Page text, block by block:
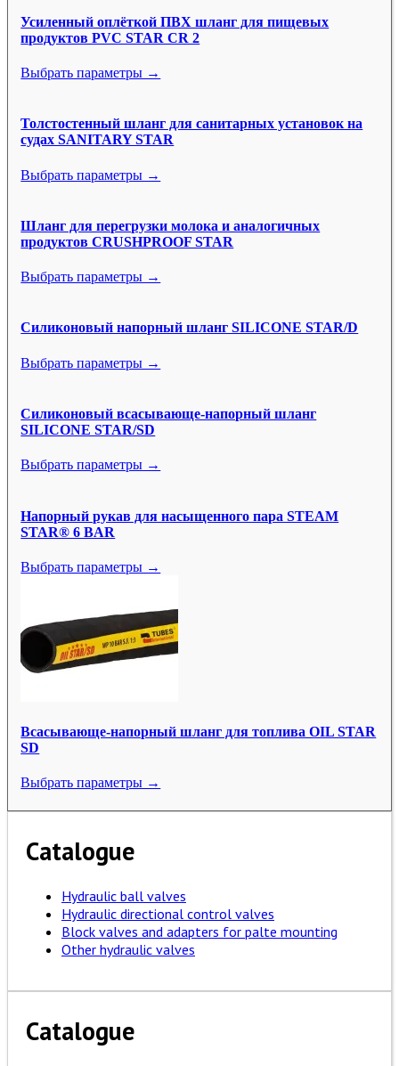
Усиленный оплёткой ПВХ шланг для пищевых
продуктов PVC STAR CR 2
Выбрать параметры →
Толстостенный шланг для санитарных установок на
судах SANITARY STAR
Выбрать параметры →
Шланг для перегрузки молока и аналогичных
продуктов CRUSHPROOF STAR
Выбрать параметры →
Силиконовый напорный шланг SILICONE STAR/D
Выбрать параметры →
Силиконовый всасывающе-напорный шланг
SILICONE STAR/SD
Выбрать параметры →
Напорный рукав для насыщенного пара STEAM
STAR® 6 BAR
Выбрать параметры →
Всасывающе-напорный шланг для топлива OIL STAR
SD
Выбрать параметры →
Catalogue
Hydraulic ball valves
Hydraulic directional control valves
Block valves and adapters for palte mounting
Other hydraulic valves
Catalogue